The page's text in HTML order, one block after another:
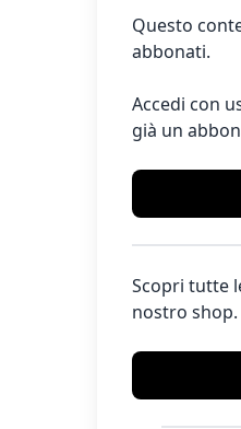
Questo
abbonati.
Accedi con
già un
Scopri tutte
nostro shop.